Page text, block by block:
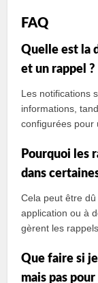
FAQ
Quelle est la
et un rappel ?
Les notifications
informations,
configurées pour
Pourquoi les
dans
Cela peut être
application ou à
gèrent les rappels.
Que faire si
mais pas